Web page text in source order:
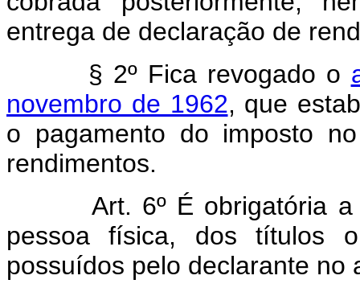
entrega de declaração de
§ 2º Fica revogado o
novembro de 1962, que
o pagamento do imposto
rendimentos.
Art. 6º É obrigatória
pessoa física, dos títulos
possuídos pelo declarante no